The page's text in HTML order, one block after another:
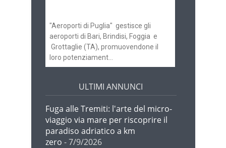
"Aeroporti di Puglia" gestisce gli
aeroporti di Bari, Brindisi, Foggia e
Grottaglie (TA), promuovendone il
loro potenziament...
ULTIMI ANNUNCI
Fuga alle Tremiti: l'arte del micro-
viaggio via mare per riscoprire il
paradiso adriatico a km
zero - 7/9/2026